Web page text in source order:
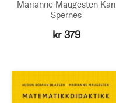
Marianne Maugesten Kari
Spernes
kr 379